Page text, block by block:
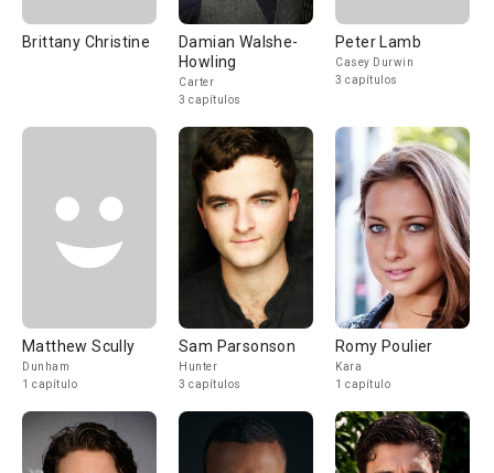
Brittany Christine
Damian Walshe-
Howling
Carter
3 capítulos
Peter Lamb
Casey Durwin
3 capítulos
Matthew Scully
Dunham
1 capítulo
Sam Parsonson
Hunter
3 capítulos
Romy Poulier
Kara
1 capítulo